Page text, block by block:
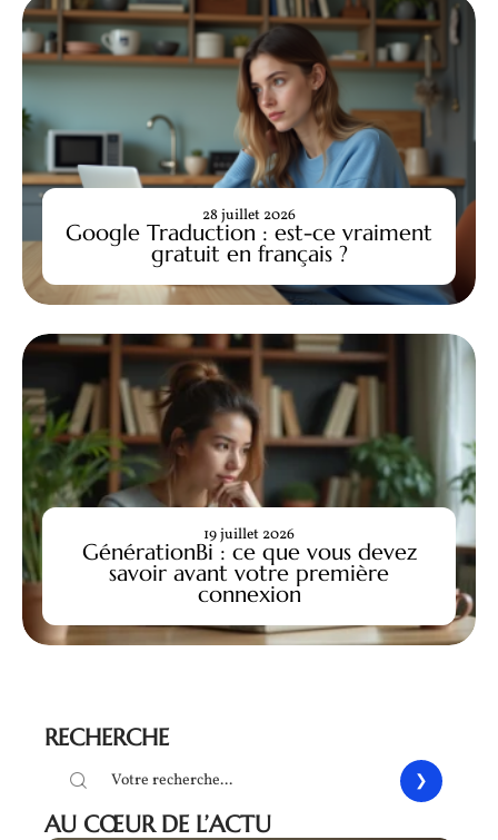
Google Traduction : est-ce vraiment
gratuit en français ?
28 juillet 2026
GénérationBi : ce que vous devez
savoir avant votre première
connexion
19 juillet 2026
RECHERCHE
AU CŒUR DE L’ACTU